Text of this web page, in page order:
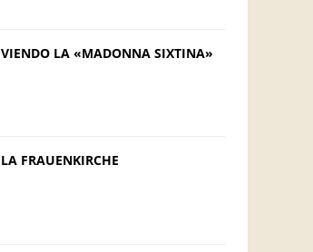
VIENDO LA «MADONNA SIXTINA»
LA FRAUENKIRCHE